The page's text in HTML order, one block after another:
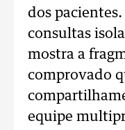
dos
consultas
mostra a
comprovado
equipe